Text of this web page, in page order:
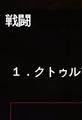
戦闘
１．クトゥ